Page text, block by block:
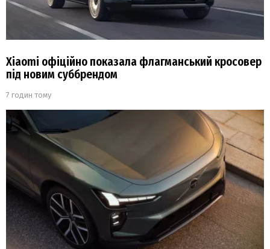
Xiaomi офіційно показала флагманський кросовер
під новим суббрендом
7 годин тому